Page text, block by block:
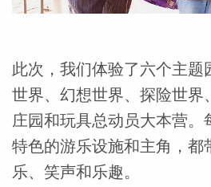
此次，我们体验了六个主题
世界、幻想世界、探险世
庄园和玩具总动员大本营
特色的游乐设施和主角，
乐、笑声和乐趣。